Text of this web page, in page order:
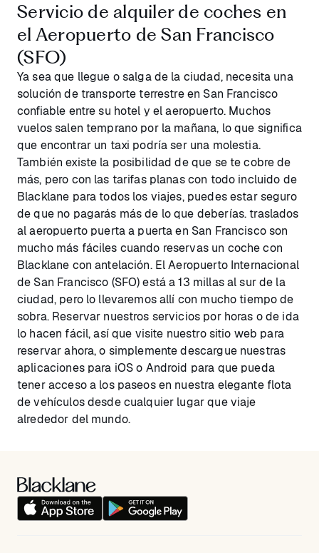
Servicio de alquiler de coches en
el Aeropuerto de San Francisco
(SFO)
Ya sea que llegue o salga de la ciudad, necesita una
solución de transporte terrestre en San Francisco
confiable entre su hotel y el aeropuerto. Muchos
vuelos salen temprano por la mañana, lo que significa
que encontrar un taxi podría ser una molestia.
También existe la posibilidad de que se te cobre de
más, pero con las tarifas planas con todo incluido de
Blacklane para todos los viajes, puedes estar seguro
de que no pagarás más de lo que deberías. traslados
al aeropuerto puerta a puerta en San Francisco son
mucho más fáciles cuando reservas un coche con
Blacklane con antelación. El Aeropuerto Internacional
de San Francisco (SFO) está a 13 millas al sur de la
ciudad, pero lo llevaremos allí con mucho tiempo de
sobra. Reservar nuestros servicios por horas o de ida
lo hacen fácil, así que visite nuestro sitio web para
reservar ahora, o simplemente descargue nuestras
aplicaciones para iOS o Android para que pueda
tener acceso a los paseos en nuestra elegante flota
de vehículos desde cualquier lugar que viaje
alrededor del mundo.